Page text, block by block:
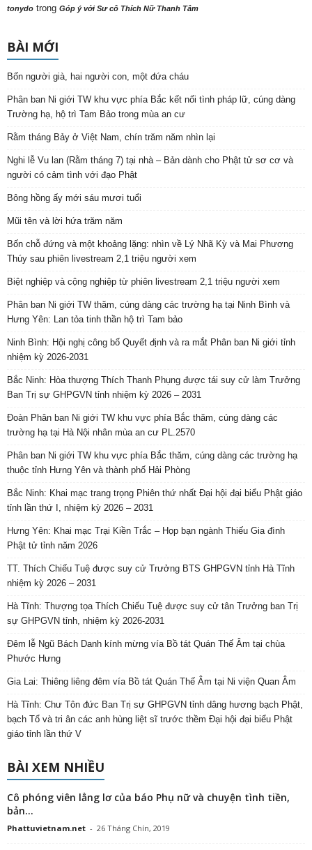
tonydo trong Góp ý với Sư cô Thích Nữ Thanh Tâm
BÀI MỚI
Bốn người già, hai người con, một đứa cháu
Phân ban Ni giới TW khu vực phía Bắc kết nối tình pháp lữ, cúng dàng
Trường hạ, hộ trì Tam Bảo trong mùa an cư
Rằm tháng Bảy ở Việt Nam, chín trăm năm nhìn lại
Nghi lễ Vu lan (Rằm tháng 7) tại nhà – Bản dành cho Phật tử sơ cơ và
người có cảm tình với đạo Phật
Bông hồng ấy mới sáu mươi tuổi
Mũi tên và lời hứa trăm năm
Bốn chỗ đứng và một khoảng lặng: nhìn về Lý Nhã Kỳ và Mai Phương
Thúy sau phiên livestream 2,1 triệu người xem
Biệt nghiệp và cộng nghiệp từ phiên livestream 2,1 triệu người xem
Phân ban Ni giới TW thăm, cúng dàng các trường hạ tại Ninh Bình và
Hưng Yên: Lan tỏa tinh thần hộ trì Tam bảo
Ninh Bình: Hội nghị công bố Quyết định và ra mắt Phân ban Ni giới tỉnh
nhiệm kỳ 2026-2031
Bắc Ninh: Hòa thượng Thích Thanh Phụng được tái suy cử làm Trưởng
Ban Trị sự GHPGVN tỉnh nhiệm kỳ 2026 – 2031
Đoàn Phân ban Ni giới TW khu vực phía Bắc thăm, cúng dàng các
trường hạ tại Hà Nội nhân mùa an cư PL.2570
Phân ban Ni giới TW khu vực phía Bắc thăm, cúng dàng các trường hạ
thuộc tỉnh Hưng Yên và thành phố Hải Phòng
Bắc Ninh: Khai mạc trang trọng Phiên thứ nhất Đại hội đại biểu Phật giáo
tỉnh lần thứ I, nhiệm kỳ 2026 – 2031
Hưng Yên: Khai mạc Trại Kiền Trắc – Họp bạn ngành Thiếu Gia đình
Phật tử tỉnh năm 2026
TT. Thích Chiếu Tuệ được suy cử Trưởng BTS GHPGVN tỉnh Hà Tĩnh
nhiệm kỳ 2026 – 2031
Hà Tĩnh: Thượng tọa Thích Chiếu Tuệ được suy cử tân Trưởng ban Trị
sự GHPGVN tỉnh, nhiệm kỳ 2026-2031
Đêm lễ Ngũ Bách Danh kính mừng vía Bồ tát Quán Thế Âm tại chùa
Phước Hưng
Gia Lai: Thiêng liêng đêm vía Bồ tát Quán Thế Âm tại Ni viện Quan Âm
Hà Tĩnh: Chư Tôn đức Ban Trị sự GHPGVN tỉnh dâng hương bạch Phật,
bạch Tổ và tri ân các anh hùng liệt sĩ trước thềm Đại hội đại biểu Phật
giáo tỉnh lần thứ V
BÀI XEM NHIỀU
Cô phóng viên lẳng lơ của báo Phụ nữ và chuyện tình tiền,
bản...
Phattuvietnam.net - 26 Tháng Chín, 2019